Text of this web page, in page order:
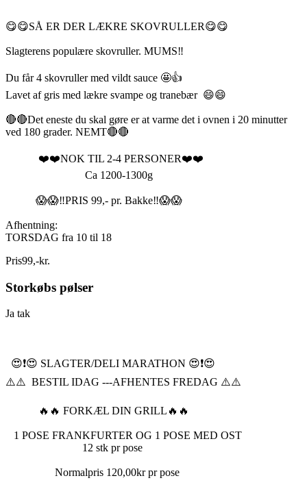
😋😋SÅ ER DER LÆKRE SKOVRULLER😋😋
Slagterens populære skovruller. MUMS‼️
Du får 4 skovruller med vildt sauce 🤩👍
Lavet af gris med lækre svampe og tranebær 😄😄
🔴🔴Det eneste du skal gøre er at varme det i ovnen i 20 minutter
ved 180 grader. NEMT🔴🔴
❤️❤️NOK TIL 2-4 PERSONER❤️❤️
Ca 1200-1300g
😱😱‼️PRIS 99,- pr. Bakke‼️😱😱
Afhentning:
TORSDAG fra 10 til 18
Pris99,-kr.
Storkøbs pølser
Ja tak
😍❗️😍 SLAGTER/DELI MARATHON 😍❗️😍
⚠️⚠️ BESTIL IDAG ---AFHENTES FREDAG ⚠️⚠️
🔥🔥 FORKÆL DIN GRILL🔥🔥
1 POSE FRANKFURTER OG 1 POSE MED OST
12 stk pr pose
Normalpris 120,00kr pr pose